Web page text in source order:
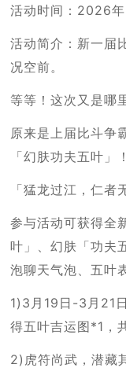
活动时间：2026
活动简介：新一届
况空前。
等等！这次又是哪
原来是上届比斗争
「幻肤功夫五叶」！
「猛龙过江，仁者
参与活动可获得全
叶」、幻肤「功夫
泡聊天气泡、五叶
1)3月19日-3月21
得五叶吉运图*1，
2)虎符尚武，潜藏